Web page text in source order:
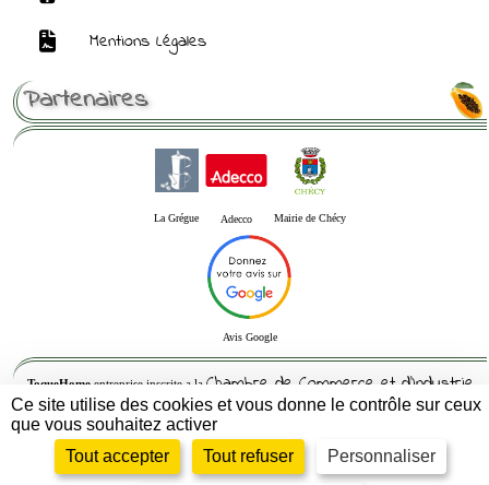
Mentions Légales
Partenaires
La Grégue Adecco Mairie de Chécy
Avis Google
ToqueHomeentreprise inscrite a la Chambre de Commerce et d'Industrie
du Loiret
Siren : 832564082 -- Siret : 83256408200010 - APE : 5621Z- RCS : 832564082
Propulsé par GuppY© 2005-2026 Sous Licence Libre CeCILL
Ce site utilise des cookies et vous donne le contrôle sur ceux
que vous souhaitez activer
Tout accepter
Tout refuser Personnaliser